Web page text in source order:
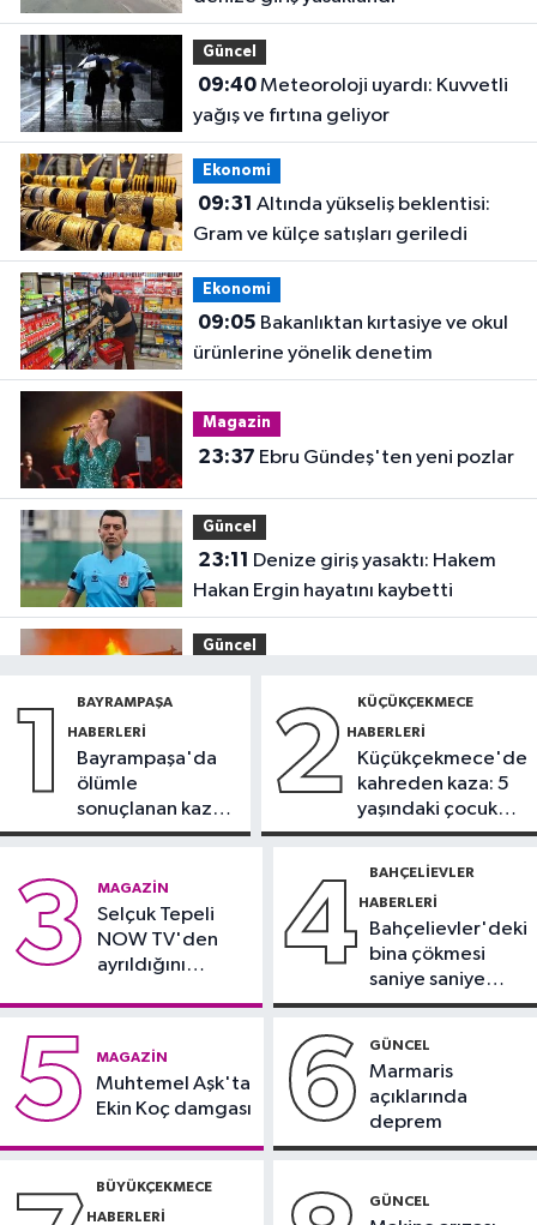
Güncel
09:40Meteoroloji uyardı: Kuvvetli
yağış ve fırtına geliyor
Ekonomi
09:31
Gram ve külçe satışları geriledi
Ekonomi
09:05
ürünlerine yönelik denetim
Magazin
23:37 Ebru Gündeş'ten yeni pozlar
Güncel
23:11
Hakan Ergin hayatını kaybetti
Güncel
alev alev yandı
Spor
maçı hazırlıklarını sürdürdü
22:06
alev yandı
1 BAYRAMPAŞA
HABERLERI
Bayrampaşa'da
ölümle
sonuçlanan kaza:
Sürücü
2 KÜÇÜKÇEKMECE
HABERLERI
Küçükçekmece'de
kahreden kaza: 5
yaşındaki çocuk
yoğun bakımda
3 MAGAZIN
Selçuk Tepeli
NOW TV'den
ayrıldığını
4 BAHÇELIEVLER
HABERLERI
Bahçelievler'deki
bina çökmesi
saniye saniye
görüntülendi
5 MAGAZIN
Muhtemel Aşk'ta
Ekin Koç damgası
6 GÜNCEL
Marmaris
açıklarında
deprem
BÜYÜKÇEKMECE
HABERLERI
GÜNCEL